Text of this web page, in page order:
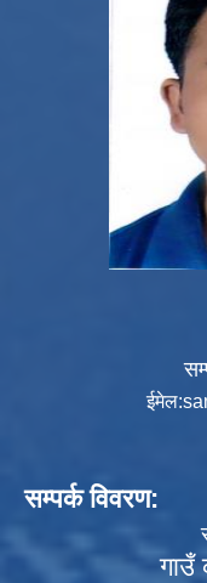
ईमेल:
सम्पर्क विवरण:
गाउँ